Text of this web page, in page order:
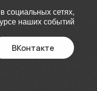
ВКонтакте
социальных сетях,
наших событий